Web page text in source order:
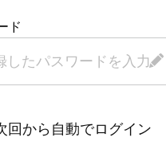
ド
回から自動でログイン